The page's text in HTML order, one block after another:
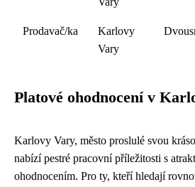
Prodavač/ka
Karlovy
Vary
Platové ohodnocení v
Karlovy Vary, město proslulé svou
nabízí pestré pracovní příležitosti s
ohodnocením. Pro ty, kteří hledají